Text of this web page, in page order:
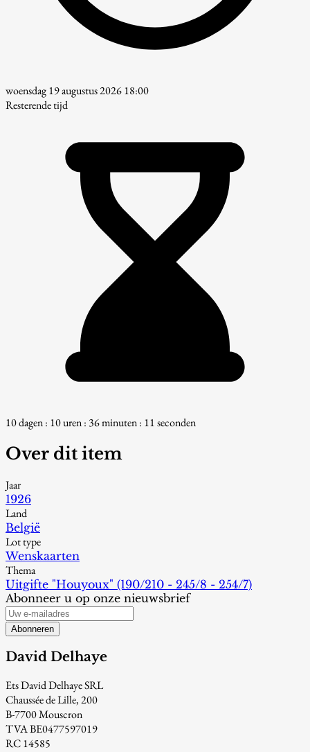
woensdag 19 augustus 2026 18:00
Resterende tijd
10 dagen : 10 uren : 36 minuten : 10 seconden
Over dit item
Jaar
1926
Land
België
Lot type
Wenskaarten
Thema
Uitgifte "Houyoux" (190/210 - 245/8 - 254/7)
Abonneer u op onze nieuwsbrief
Abonneren
David Delhaye
Ets David Delhaye SRL
Chaussée de Lille, 200
B-7700 Mouscron
TVA BE0477597019
RC 14585